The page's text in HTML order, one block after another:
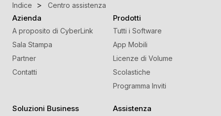
Indice Centro assistenza
Azienda
A proposito di CyberLink
Sala Stampa
Partner
Contatti
Prodotti
Tutti i Software
App Mobili
Licenze di Volume
Scolastiche
Programma Inviti
Soluzioni Business Assistenza